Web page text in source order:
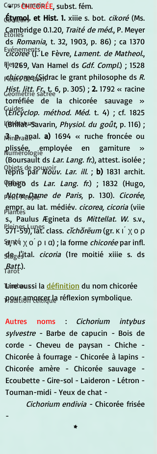
Corps humain
Couleurs
Etoiles
Evénements
Fleurs
Fleurs de Bach
Géométrie sacrée
Guides
Littérature
Minéraux
Numérologie
Objets de pouvoir
Ogham
Petit Peuple
Plantes
Pleines Lunes
Santé
Stages
Tarot
Tambour
Tradition celtique
CHICORÉE, subst. fém.
Étymol. et Hist. 1. xiiie s. bot. cikoré (Ms.
Cambridge 0.1.20, Traité de méd., P. Meyer
ds Romania
cicoree (J. Le Fèvre, Lament. de Matheol.,
I, 1269, Van Hamel ds Gdf. Compl.
chicoree (Sidrac le grant philosophe ds R.
Hist. litt. Fr., t. 6, p. 305) ; 2. 1792 « racine
torréfiée de la chicorée sauvage »
(Encyclop. méthod. Méd. t. 4) ; cf. 1825
(Brillat-Savarin, Physiol. du goût
3. p. anal. a) 1694 « ruche froncée ou
plissée, employée en garniture »
(Boursault ds Lar. Lang. fr.), attest. isolée ;
repris par Nouv. Lar. ill. ; b) 1831 archit.
(Hugo ds Lar. Lang. fr
Notre-Dame de Paris, p. 130). Cicorée,
empr. au lat. médiév. cicorea, cicoria (viie
s., Paulus Ægineta ds Mittellat. W. s.v.,
571-59), lat. class. cĭchŏrēum (gr. κ ι ́ χ ο ρ
α, κ ι χ ο ́ ρ ι α) ; la forme chicorée par infl.
de l'ital. cicoria
Batt.).
Lire aussi la définition du nom chicorée
pour amorcer la réflexion symbolique.
Autres noms : Cichorium intybus
sylvestre - Barbe de capucin - Bois de
corde - Cheveu de paysan - Chiche -
Chicorée à fourrage - Chicorée à lapins -
Chicorée amère - Chicorée sauvage -
Ecoubette - Gire-sol - Laideron - Létron -
Tournan-midi - Yeux de chat -
Cichorium endivia - Chicorée frisée
-
*